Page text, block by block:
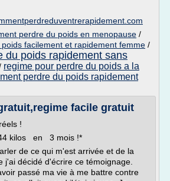
perdre du poids en menopause /
facilement et rapidement femme /
du poids rapidement sans
regime pour perdre du poids a la
perdre du poids rapidement
facile gratuit
!
kilos en 3 mois !*
de ce qui m'est arrivée et de la
j'ai décidé d'écrire ce témoignage.
passé ma vie à me battre contre